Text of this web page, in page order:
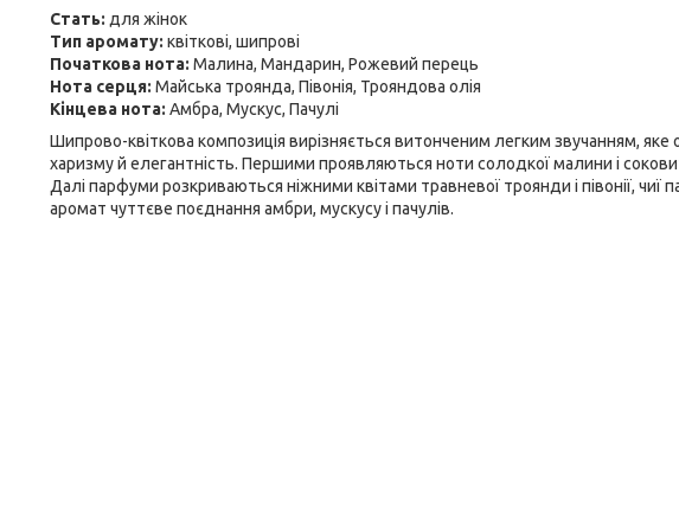
Стать: для жінок
Тип аромату: квіткові, шипрові
Початкова нота: Малина, Мандарин, Рожевий перець
Нота серця: Майська троянда, Півонія, Трояндова олія
Кінцева нота: Амбра, Мускус, Пачулі
Шипрово-квіткова композиція вирізняється витонченим легким звучанням,
харизму й елегантність. Першими проявляються ноти солодкої малини і
Далі парфуми розкриваються ніжними квітами травневої троянди і півонії, чиї
аромат чуттєве поєднання амбри, мускусу і пачулів.